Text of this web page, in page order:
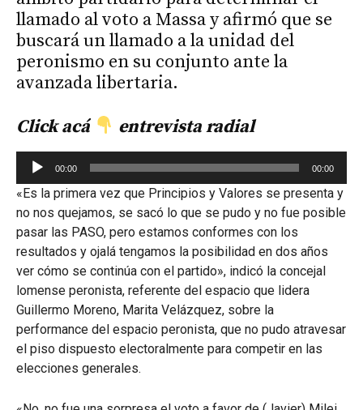
llamado al voto a Massa y afirmó que se
buscará un llamado a la unidad del
peronismo en su conjunto ante la
avanzada libertaria.
Clickacá entrevista radial
Reproductor
audio
00:00 00:00
«Es la primera vez que Principios y Valores se presenta y
no nos quejamos, se sacó lo que se pudo y no fue posible
pasar las PASO, pero estamos conformes con los
resultados y ojalá tengamos la posibilidad en dos años
ver cómo se continúa con el partido», indicó la concejal
lomense peronista, referente del espacio que lidera
Guillermo Moreno, Marita Velázquez, sobre la
performance del espacio peronista, que no pudo atravesar
el piso dispuesto electoralmente para competir en las
elecciones generales.